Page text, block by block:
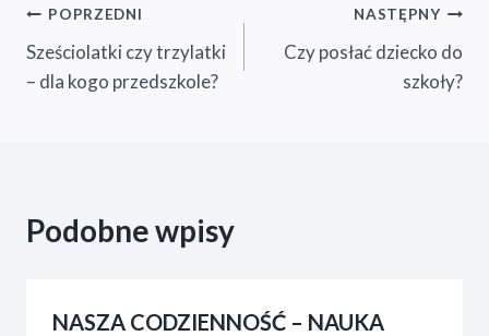
Nawigacja
wpisu
POPRZEDNI
Sześciolatki czy trzylatki
– dla kogo przedszkole?
NASTĘPNY
Czy posłać dziecko do
szkoły?
Podobne wpisy
NASZA CODZIENNOŚĆ – NAUKA